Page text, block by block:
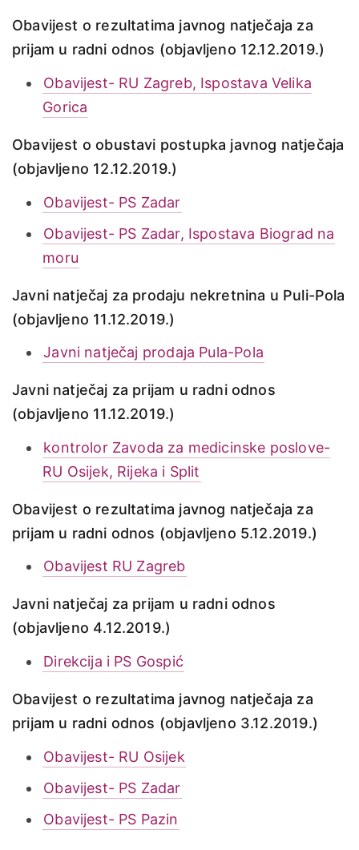
Obavijest o rezultatima javnog natječaja za
prijam u radni odnos (objavljeno 12.12.2019.)
Obavijest- RU Zagreb, Ispostava Velika
Gorica
Obavijest o obustavi postupka javnog natječaja
(objavljeno 12.12.2019.)
Obavijest- PS Zadar
Obavijest- PS Zadar, Ispostava Biograd na
moru
Javni natječaj za prodaju nekretnina u Puli-Pola
(objavljeno 11.12.2019.)
Javni natječaj prodaja Pula-Pola
Javni natječaj za prijam u radni odnos
(objavljeno 11.12.2019.)
kontrolor Zavoda za medicinske poslove-
RU Osijek, Rijeka i Split
Obavijest o rezultatima javnog natječaja za
prijam u radni odnos (objavljeno 5.12.2019.)
Obavijest RU Zagreb
Javni natječaj za prijam u radni odnos
(objavljeno 4.12.2019.)
Direkcija i PS Gospić
Obavijest o rezultatima javnog natječaja za
prijam u radni odnos (objavljeno 3.12.2019.)
Obavijest- RU Osijek
Obavijest- PS Zadar
Obavijest- PS Pazin